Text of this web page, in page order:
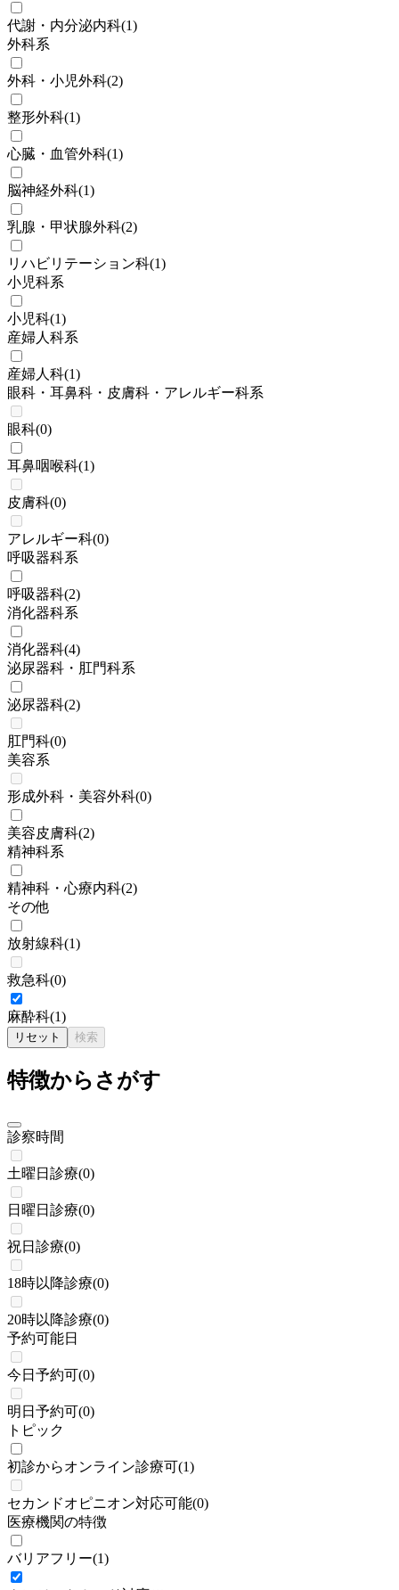
代謝・内分泌内科(1)
外科系
外科・小児外科(2)
整形外科(1)
心臓・血管外科(1)
脳神経外科(1)
乳腺・甲状腺外科(2)
リハビリテーション科(1)
小児科系
小児科(1)
産婦人科系
産婦人科(1)
眼科・耳鼻科・皮膚科・アレルギー科系
眼科(0)
耳鼻咽喉科(1)
皮膚科(0)
アレルギー科(0)
呼吸器科系
呼吸器科(2)
消化器科系
消化器科(4)
泌尿器科・肛門科系
泌尿器科(2)
肛門科(0)
美容系
形成外科・美容外科(0)
美容皮膚科(2)
精神科系
精神科・心療内科(2)
その他
放射線科(1)
救急科(0)
麻酔科(1)
リセット 検索
特徴からさがす
診察時間
土曜日診療(0)
日曜日診療(0)
祝日診療(0)
18時以降診療(0)
20時以降診療(0)
予約可能日
今日予約可(0)
明日予約可(0)
トピック
初診からオンライン診療可(1)
セカンドオピニオン対応可能(0)
医療機関の特徴
バリアフリー(1)